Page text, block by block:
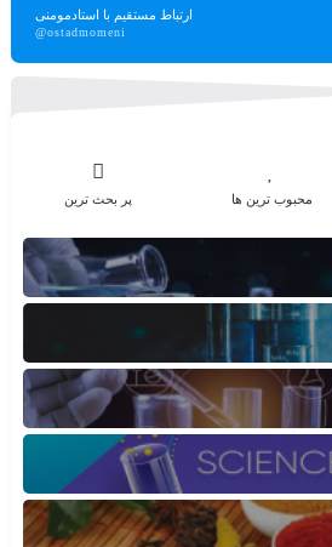
ارتباط مستقیم با استادمومنی
@ostadmomeni
محبوب ترین ها پر بحث ترین